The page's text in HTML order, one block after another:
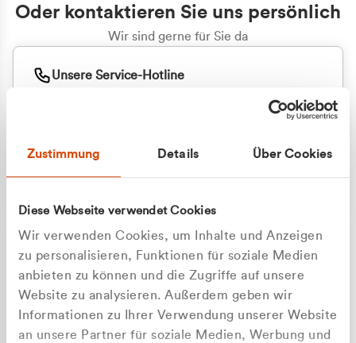
Zustimmung Details Über Cookies
Diese Webseite verwendet Cookies
Wir verwenden Cookies, um Inhalte und Anzeigen
zu personalisieren, Funktionen für soziale Medien
anbieten zu können und die Zugriffe auf unsere
Website zu analysieren. Außerdem geben wir
Informationen zu Ihrer Verwendung unserer Website
an unsere Partner für soziale Medien, Werbung und
Oder kontaktieren Sie uns persönlich
Wir sind gerne für Sie da
Unsere Service-Hotline
+49 177 8376058